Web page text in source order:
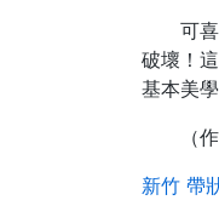
可
破壞！
基本美
（
新竹 帶